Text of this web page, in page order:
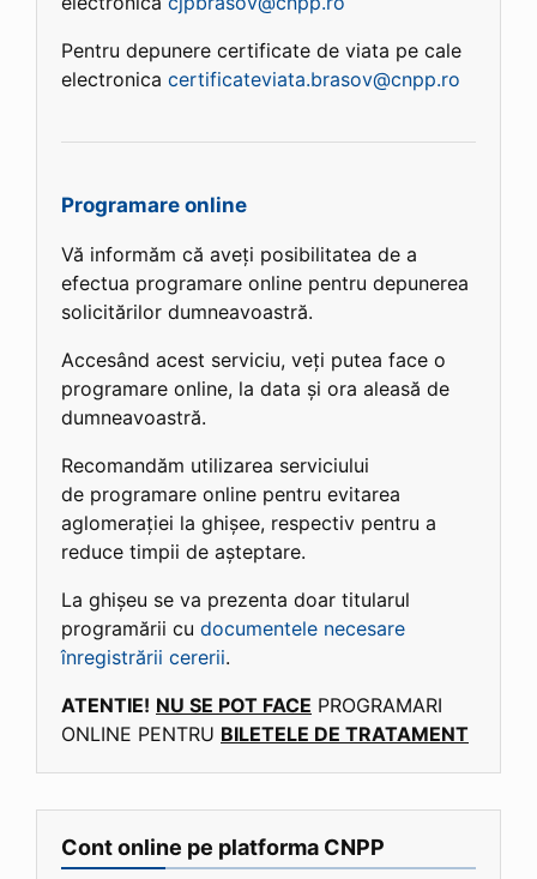
Pentru depunere certificate de viata pe cale
electronica certificateviata.brasov@cnpp.ro
Programare online
Vă informăm că aveți posibilitatea de a
efectua programare online pentru depunerea
solicitărilor dumneavoastră.
Accesând acest serviciu, veți putea face o
programare online, la data și ora aleasă de
dumneavoastră.
Recomandăm utilizarea serviciului
de programare online pentru evitarea
aglomerației la ghișee, respectiv pentru a
reduce timpii de așteptare.
La ghișeu se va prezenta doar titularul
programării cu documentele necesare
înregistrării cererii.
ATENTIE! NU SE POT FACE PROGRAMARI
ONLINE PENTRU BILETELE DE TRATAMENT
Cont online pe platforma CNPP